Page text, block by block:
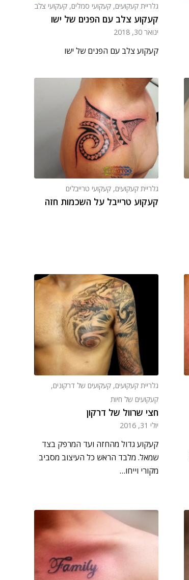
גלריית קעקועים, קעקועי סמלים, קעקועי צלב
קעקוע צלב עם הפנים של ישו
ינואר 30, 2018
קעקוע צלב עם הפנים של ישו
גלריית קעקועים, קעקועי טרייבלים
קעקוע טרייבל על השכמות חזה
גלריית קעקועים, קעקועים של דרקונים,
קעקועים של חיות
חצי שרוול של דרקון
יולי 31, 2016
קעקוע גדול מהחזה ועד המרפק בצד
שמאל. מלבד הראש כל העיצוב מסביב
מקורי וייחו…